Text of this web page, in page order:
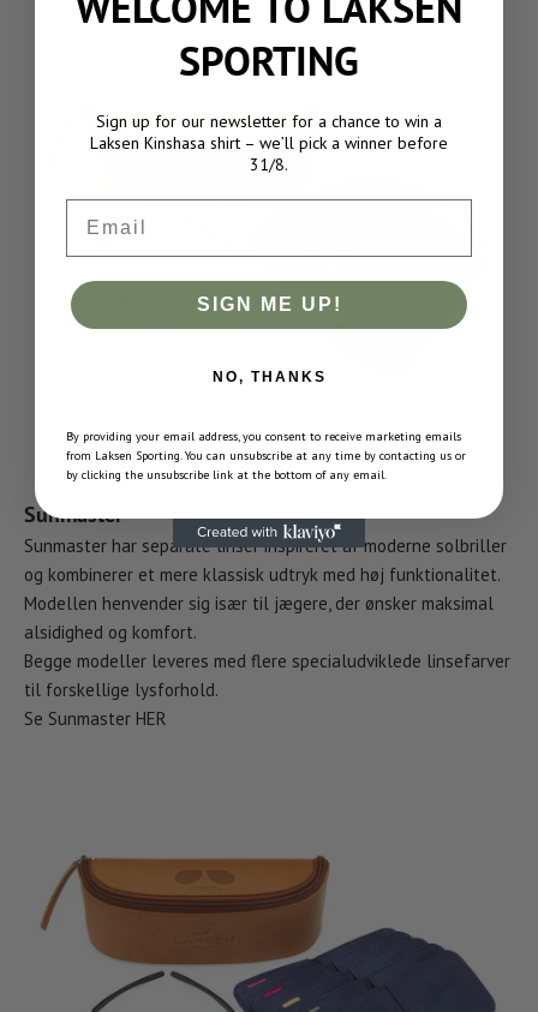
Sunmaster
Sunmaster har separate linser inspireret af moderne solbriller
og kombinerer et mere klassisk udtryk med høj funktionalitet.
Modellen henvender sig især til jægere, der ønsker maksimal
alsidighed og komfort.
Begge modeller leveres med flere specialudviklede linsefarver
til forskellige lysforhold.
Se Sunmaster HER
SPORTING
Sign up for our newsletter for a chance to win a
Laksen Kinshasa shirt – we’ll pick a winner before
31/8.
SIGN ME UP!
NO, THANKS
By providing your email address, you consent to receive marketing emails
from Laksen Sporting. You can unsubscribe at any time by contacting us or
by clicking the unsubscribe link at the bottom of any email.